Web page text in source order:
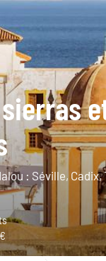
: Séville, Cadix,